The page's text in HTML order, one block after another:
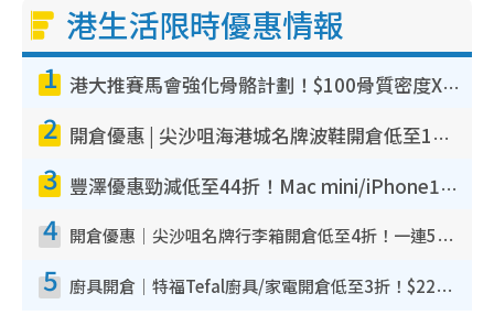
港生活限時優惠情報
1 港大推賽馬會強化骨骼計劃！$100骨質密度X光檢查 完成免費運動訓練送超市禮券！附參加資格
2 開倉優惠 | 尖沙咀海港城名牌波鞋開倉低至1折！On鞋$899起／Joy&Peace鞋履$98起
3 豐澤優惠勁減低至44折！Mac mini/iPhone17Pro大減價！廚房家電$220起
4 開倉優惠｜尖沙咀名牌行李箱開倉低至4折！一連5日 American Tourister/ace./Hallmark $200起！
5 廚具開倉｜特福Tefal廚具/家電開倉低至3折！$220起買平底鍋/炒鑊/湯煲！電飯煲/吸塵機/燙斗$418起